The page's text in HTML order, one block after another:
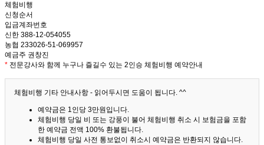
체험비행
신청순서
입금계좌번호
신한 388-12-054055
농협 233026-51-069957
예금주 권창진
* 전문강사와 함께 누구나 즐길수 있는 2인승 체험비행 예약안내
체험비행 기타 안내사항 - 읽어두시면 도움이 됩니다. ^^
예약금은 1인당 3만원입니다.
체험비행 당일 비 또는 강풍이 불어 체험비행 취소 시 보험금을 포함
한 예약금 전액 100% 환불됩니다.
체험비행 당일 사전 통보없이 취소시 예약금은 반환되지 않습니다.